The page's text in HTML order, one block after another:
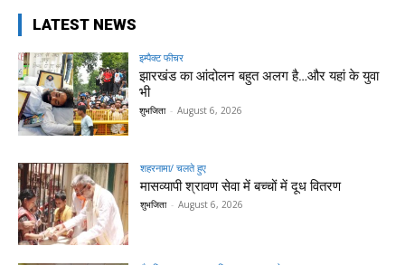
LATEST NEWS
इम्पैक्ट फीचर
झारखंड का आंदोलन बहुत अलग है…और यहां के युवा
भी
शुभजिता - August 6, 2026
शहरनामा/ चलते हुए
मासव्यापी श्रावण सेवा में बच्चों में दूध वितरण
शुभजिता - August 6, 2026